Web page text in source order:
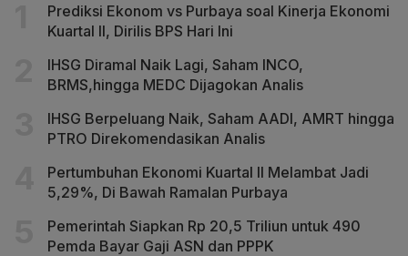
Prediksi Ekonom vs Purbaya soal Kinerja Ekonomi
Kuartal II, Dirilis BPS Hari Ini
IHSG Diramal Naik Lagi, Saham INCO,
BRMS,hingga MEDC Dijagokan Analis
IHSG Berpeluang Naik, Saham AADI, AMRT hingga
PTRO Direkomendasikan Analis
Pertumbuhan Ekonomi Kuartal II Melambat Jadi
5,29%, Di Bawah Ramalan Purbaya
Pemerintah Siapkan Rp 20,5 Triliun untuk 490
Pemda Bayar Gaji ASN dan PPPK